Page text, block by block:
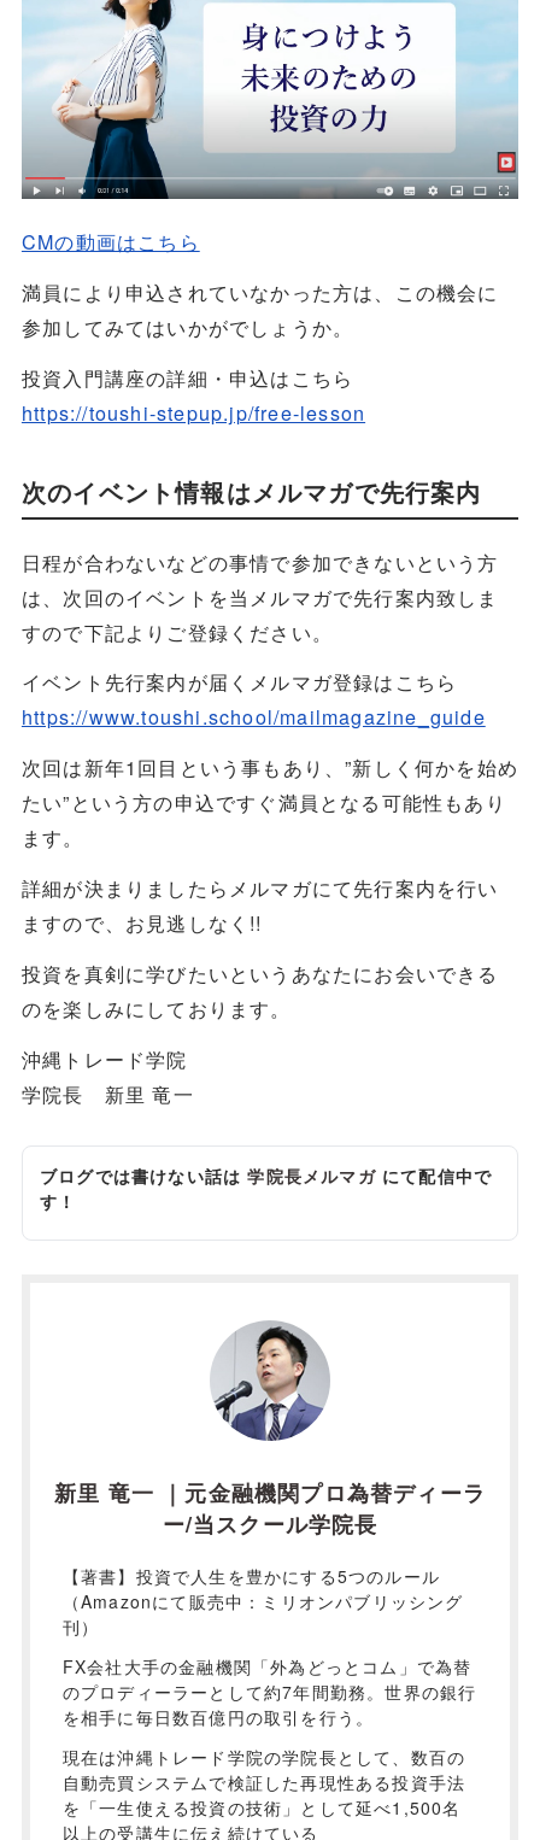
CMの動画はこちら
満員により申込されていなかった方は、この機会に
参加してみてはいかがでしょうか。
投資入門講座の詳細・申込はこちら
https://toushi-stepup.jp/free-lesson
次のイベント情報はメルマガで先行案内
日程が合わないなどの事情で参加できないという方
は、次回のイベントを当メルマガで先行案内致しま
すので下記よりご登録ください。
イベント先行案内が届くメルマガ登録はこちら
https://www.toushi.school/mailmagazine_guide
次回は新年1回目という事もあり、”新しく何かを始め
たい”という方の申込ですぐ満員となる可能性もあり
ます。
詳細が決まりましたらメルマガにて先行案内を行い
ますので、お見逃しなく!!
投資を真剣に学びたいというあなたにお会いできる
のを楽しみにしております。
沖縄トレード学院
学院長 新里 竜一
ブログでは書けない話は学院長メルマガにて配信中で
す！
新里 竜一 ｜元金融機関プロ為替ディーラ
ー/当スクール学院長
【著書】投資で人生を豊かにする5つのルール
（Amazonにて販売中：ミリオンパブリッシング
刊）
FX会社大手の金融機関「外為どっとコム」で為替
のプロディーラーとして約7年間勤務。世界の銀行
を相手に毎日数百億円の取引を行う。
現在は沖縄トレード学院の学院長として、数百の
自動売買システムで検証した再現性ある投資手法
を「一生使える投資の技術」として延べ1,500名
以上の受講生に伝え続けている